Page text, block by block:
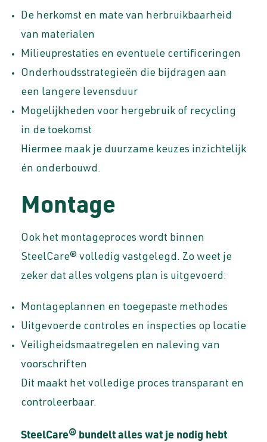
De herkomst en mate van herbruikbaarheid
van materialen
Milieuprestaties en eventuele certificeringen
Onderhoudsstrategieën die bijdragen aan
een langere levensduur
Mogelijkheden voor hergebruik of recycling
in de toekomst
Hiermee maak je duurzame keuzes inzichtelijk
én onderbouwd.
Montage
Ook het montageproces wordt binnen
SteelCare® volledig vastgelegd. Zo weet je
zeker dat alles volgens plan is uitgevoerd:
Montageplannen en toegepaste methodes
Uitgevoerde controles en inspecties op locatie
Veiligheidsmaatregelen en naleving van
voorschriften
Dit maakt het volledige proces transparant en
controleerbaar.
SteelCare® bundelt alles wat je nodig hebt